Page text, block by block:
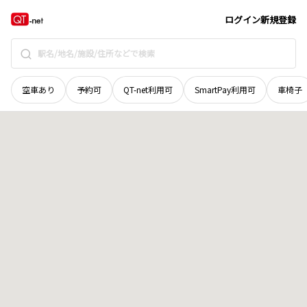
ログイン新規登録
空車あり 予約可 QT-net利用可 SmartPay利用可 車椅子
長野県